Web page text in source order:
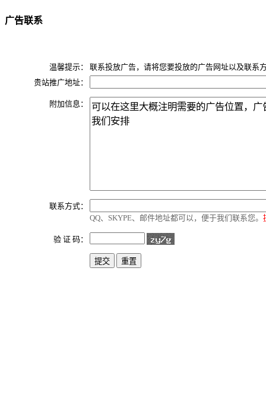
广告联系
温馨提示：
联系投放广告，请将您要投放的广告网址以及联系
贵站推广地址：
附加信息：
联系方式：
QQ、SKYPE、邮件地址都可以，便于我们联系您。
验 证 码：